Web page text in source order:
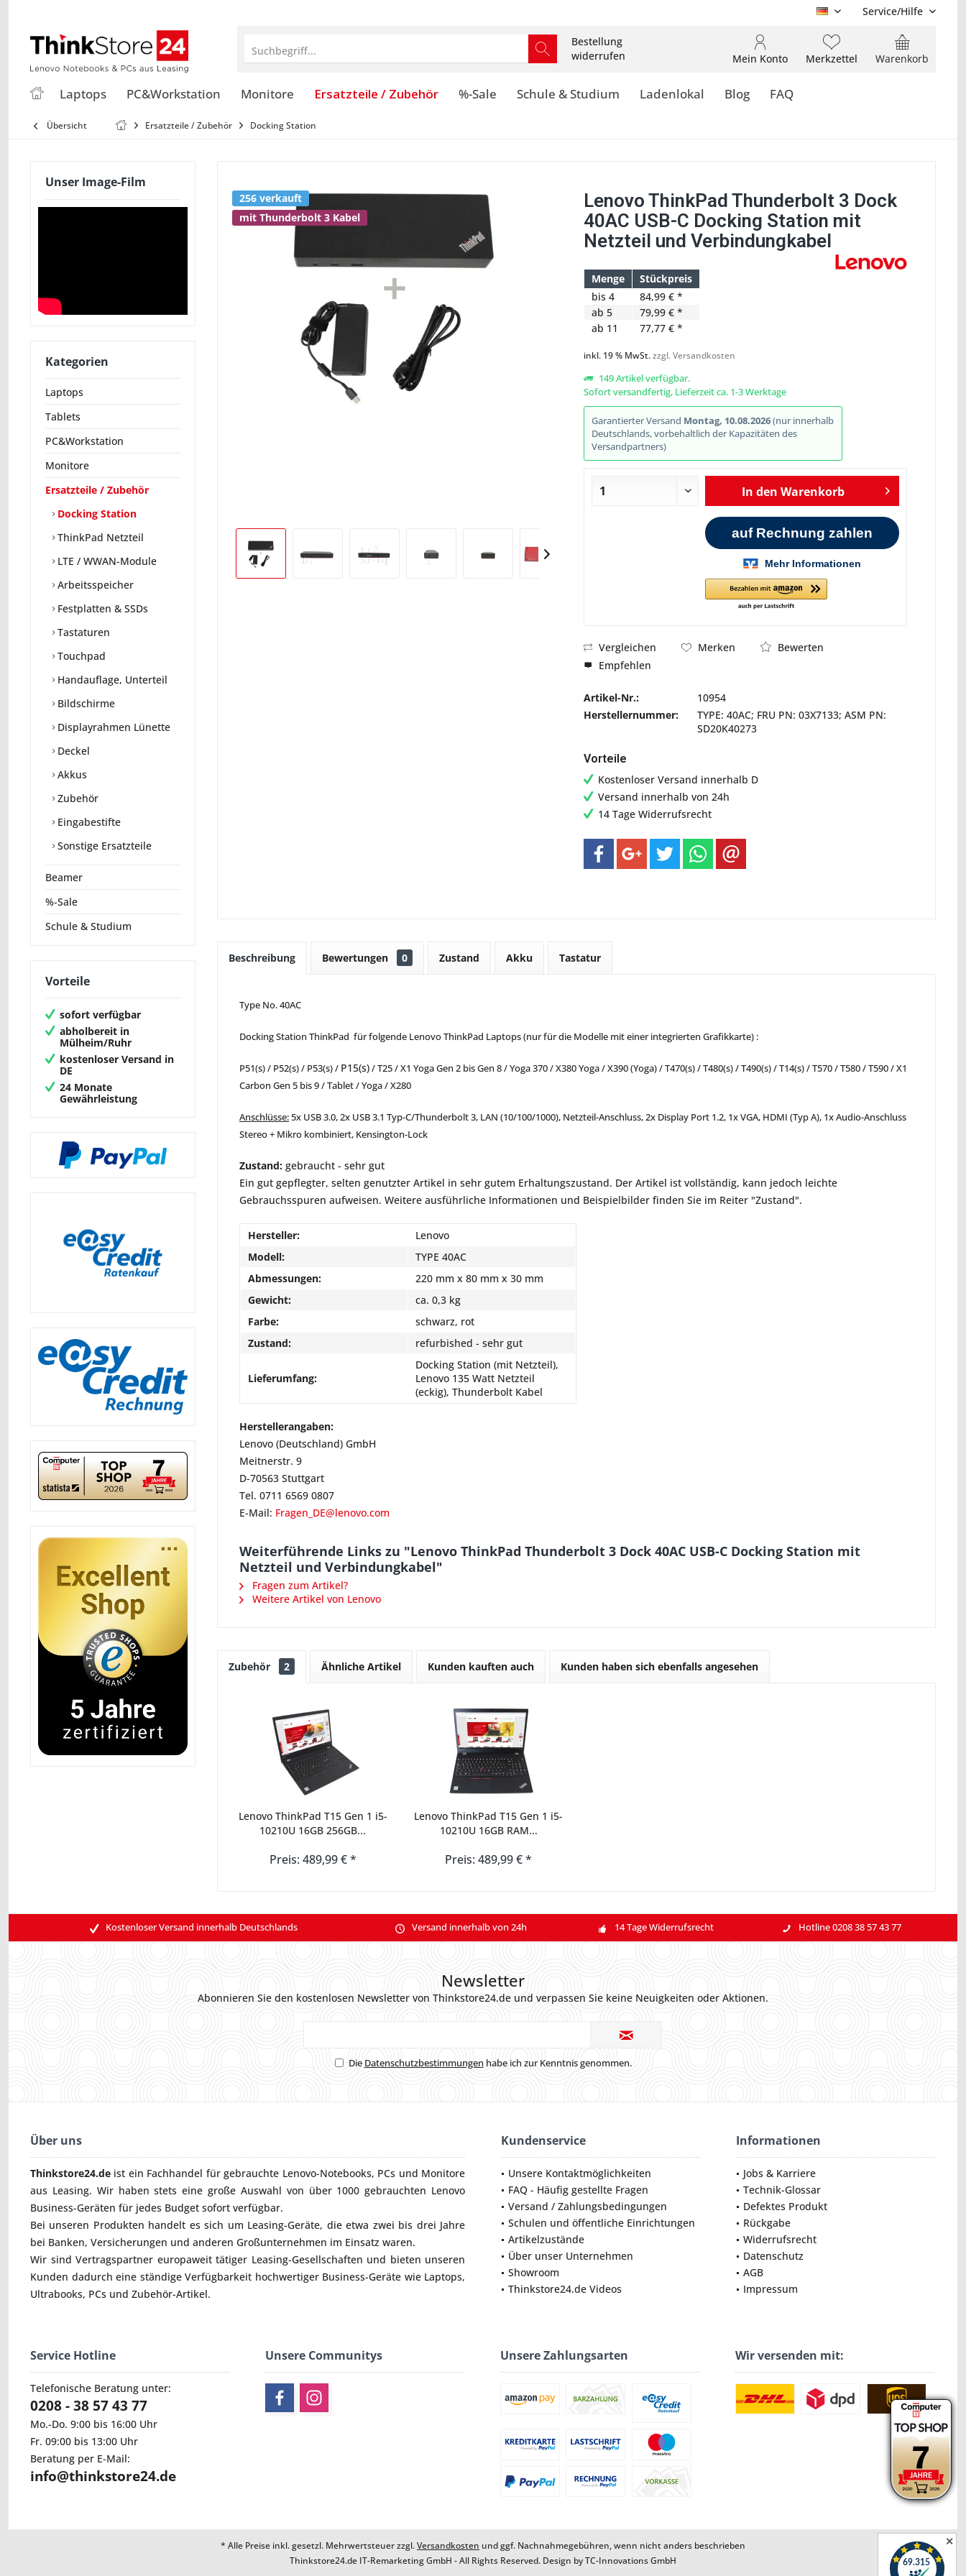
DE Service/Hilfe
Suchbegriff...
Bestellung
widerrufen
Warenkorb
Merkzettel
Mein Konto
Laptops PC&Workstation Monitore Ersatzteile / Zubehör %-Sale Schule & Studium Ladenlokal Blog FAQ
Übersicht Ersatzteile / Zubehör Docking Station
Unser Image-Film
Kategorien
Laptops
Tablets
PC&Workstation
Monitore
Ersatzteile / Zubehör
Docking Station
ThinkPad Netzteil
LTE / WWAN-Module
Arbeitsspeicher
Festplatten & SSDs
Tastaturen
Touchpad
Handauflage, Unterteil
Bildschirme
Displayrahmen Lünette
Deckel
Akkus
Zubehör
Eingabestifte
Sonstige Ersatzteile
Beamer
%-Sale
Schule & Studium
Vorteile
sofort verfügbar
abholbereit in
Mülheim/Ruhr
kostenloser Versand in
DE
24 Monate
Gewährleistung
256 verkauft
mit Thunderbolt 3 Kabel
Lenovo ThinkPad Thunderbolt 3 Dock
40AC USB-C Docking Station mit
Netzteil und Verbindungkabel
Menge
Stückpreis
bis 4
84,99 € *
ab 5
79,99 € *
ab 11 77,77 € *
inkl. 19 % MwSt.zzgl. Versandkosten
149 Artikel verfügbar.
Sofort versandfertig, Lieferzeit ca. 1-3 Werktage
Garantierter Versand Montag, 10.08.2026(nur innerhalb
Deutschlands, vorbehaltlich der Kapazitäten des
Versandpartners)
In den Warenkorb
Vergleichen Merken
Bewerten
Empfehlen
Artikel-Nr.:
10954
Herstellernummer:
TYPE: 40AC; FRU PN: 03X7133; ASM PN:
SD20K40273
Vorteile
Kostenloser Versand innerhalb D
Versand innerhalb von 24h
14 Tage Widerrufsrecht
Beschreibung Bewertungen 0 Zustand Akku Tastatur
Type No. 40AC
Docking Station ThinkPad für folgende Lenovo ThinkPad Laptops(nur für die Modelle mit einer integrierten Grafikkarte) :
P51(s) / P52(s) / P53(s) / P15(s)/ T25 / X1 Yoga Gen 2 bis Gen 8/ Yoga 370 / X380 Yoga / X390 (Yoga) / T470(s) / T480(s) / T490(s) / T14(s) / T570 / T580 / T590 / X1
Carbon Gen 5 bis 9/ Tablet / Yoga / X280
Anschlüsse:5x USB 3.0, 2x USB 3.1 Typ-C/Thunderbolt 3, LAN (10/100/1000), Netzteil-Anschluss, 2x Display Port 1.2, 1x VGA, HDMI (Typ A), 1x Audio-Anschluss
Stereo + Mikro kombiniert, Kensington-Lock
Zustand: gebraucht - sehr gut
Ein gut gepflegter, selten genutzter Artikel in sehr gutem Erhaltungszustand. Der Artikel ist vollständig, kann jedoch leichte
Gebrauchsspuren aufweisen. Weitere ausführliche Informationen und Beispielbilder finden Sie im Reiter "Zustand".
Hersteller:
Lenovo
Modell:
TYPE 40AC
Abmessungen:
220 mm x 80 mm x 30 mm
Gewicht:
ca. 0,3 kg
Farbe:
schwarz, rot
Zustand:
refurbished - sehr gut
Lieferumfang:
Docking Station (mit Netzteil),
Lenovo 135 Watt Netzteil
(eckig), Thunderbolt Kabel
Herstellerangaben:
Lenovo (Deutschland) GmbH
Meitnerstr. 9
D-70563 Stuttgart
Tel. 0711 6569 0807
E-Mail: Fragen_DE@lenovo.com
Weiterführende Links zu "Lenovo ThinkPad Thunderbolt 3 Dock 40AC USB-C Docking Station mit
Netzteil und Verbindungkabel"
Fragen zum Artikel?
Weitere Artikel von Lenovo
Zubehör 2 Ähnliche Artikel Kunden kauften auch Kunden haben sich ebenfalls angesehen
Lenovo ThinkPad T15 Gen 1 i5-
10210U 16GB 256GB...
Preis: 489,99 € *
Lenovo ThinkPad T15 Gen 1 i5-
10210U 16GB RAM...
Preis: 489,99 € *
Kostenloser Versand innerhalb Deutschlands Versand innerhalb von 24h 14 Tage Widerrufsrecht Hotline 0208 38 57 43 77
Newsletter
Abonnieren Sie den kostenlosen Newsletter von Thinkstore24.de und verpassen Sie keine Neuigkeiten oder Aktionen.
Die Datenschutzbestimmungen habe ich zur Kenntnis genommen.
Über uns
Thinkstore24.de ist ein Fachhandel für gebrauchte Lenovo-Notebooks, PCs und Monitore
aus Leasing. Wir haben stets eine große Auswahl von über 1000 gebrauchten Lenovo
Business-Geräten für jedes Budget sofort verfügbar.
Bei unseren Produkten handelt es sich um Leasing-Geräte, die etwa zwei bis drei Jahre
bei Banken, Versicherungen und anderen Großunternehmen im Einsatz waren.
Wir sind Vertragspartner europaweit tätiger Leasing-Gesellschaften und bieten unseren
Kunden dadurch eine ständige Verfügbarkeit hochwertiger Business-Geräte wie Laptops,
Ultrabooks, PCs und Zubehör-Artikel.
Kundenservice
Unsere Kontaktmöglichkeiten
FAQ - Häufig gestellte Fragen
Versand / Zahlungsbedingungen
Schulen und öffentliche Einrichtungen
Artikelzustände
Über unser Unternehmen
Showroom
Thinkstore24.de Videos
Informationen
Jobs & Karriere
Technik-Glossar
Defektes Produkt
Rückgabe
Widerrufsrecht
Datenschutz
AGB
Impressum
Service Hotline
Telefonische Beratung unter:
0208 - 38 57 43 77
Mo.-Do. 9:00 bis 16:00 Uhr
Fr. 09:00 bis 13:00 Uhr
Beratung per E-Mail:
info@thinkstore24.de
Unsere Communitys Unsere Zahlungsarten Wir versenden mit:
* Alle Preise inkl. gesetzl. Mehrwertsteuer zzgl.Versandkosten und ggf. Nachnahmegebühren, wenn nicht anders beschrieben
Thinkstore24.de IT-Remarketing GmbH - All Rights Reserved. Design byTC-Innovations GmbH
✕